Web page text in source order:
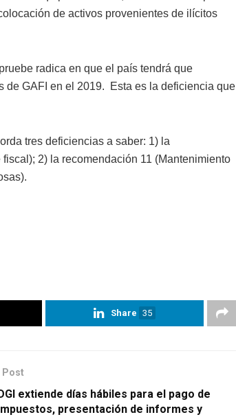
de activos provenientes de ilícitos
radica en que el país tendrá que
de GAFI en el 2019. Esta es la deficiencia que
tres deficiencias a saber: 1) la
2) la recomendación 11 (Mantenimiento
Share 35
Post
DGI extiende días hábiles para el pago de
presentación de informes y